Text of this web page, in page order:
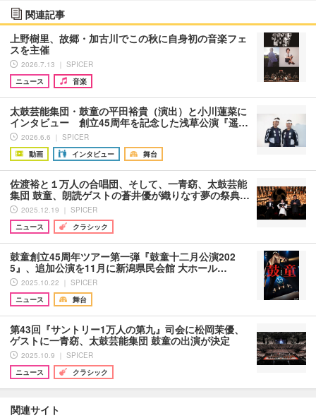
関連記事
上野樹里、故郷・加古川でこの秋に自身初の音楽フェ
スを主催
2026.7.13 ｜ SPICER
ニュース
音楽
太鼓芸能集団・鼓童の平田裕貴（演出）と小川蓮菜に
インタビュー 創立45周年を記念した浅草公演『遥…
2026.6.6 ｜ SPICER
動画
インタビュー 舞台
佐渡裕と１万人の合唱団、そして、一青窈、太鼓芸能
集団 鼓童、朗読ゲストの蒼井優が織りなす夢の祭典…
2025.12.19 ｜ SPICER
ニュース
クラシック
鼓童創立45周年ツアー第一弾『鼓童十二月公演202
5』、追加公演を11月に新潟県民会館 大ホール…
2025.10.22 ｜ SPICER
ニュース
舞台
第43回『サントリー1万人の第九』司会に松岡茉優、
ゲストに一青窈、太鼓芸能集団 鼓童の出演が決定
2025.10.9 ｜ SPICER
ニュース
クラシック
関連サイト